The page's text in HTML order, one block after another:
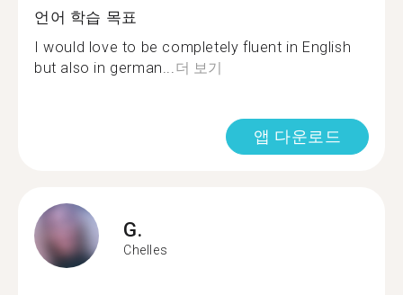
언어 학습 목표
I would love to be completely fluent in English
but also in german...더 보기
앱 다운로드
G.
Chelles